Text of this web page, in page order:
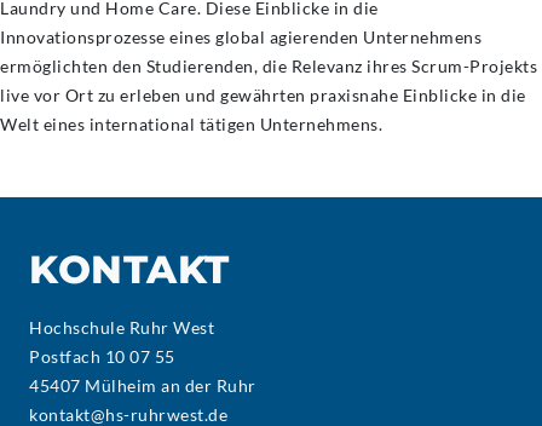
Laundry und Home Care. Diese Einblicke in die
Innovationsprozesse eines global agierenden Unternehmens
ermöglichten den Studierenden, die Relevanz ihres Scrum-Projekts
live vor Ort zu erleben und gewährten praxisnahe Einblicke in die
Welt eines international tätigen Unternehmens.
KONTAKT
Hochschule Ruhr West
Postfach 10 07 55
45407 Mülheim an der Ruhr
kontakt@hs-ruhrwest.de